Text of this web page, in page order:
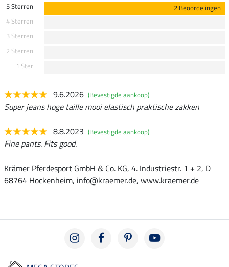
5 Sterren
2 Beoordelingen
4 Sterren
3 Sterren
2 Sterren
1 Ster
9.6.2026 (Bevestigde aankoop)
Super jeans hoge taille mooi elastisch praktische zakken
8.8.2023 (Bevestigde aankoop)
Fine pants. Fits good.
Krämer Pferdesport GmbH & Co. KG, 4. Industriestr. 1 + 2, D
68764 Hockenheim, info@kraemer.de, www.kraemer.de